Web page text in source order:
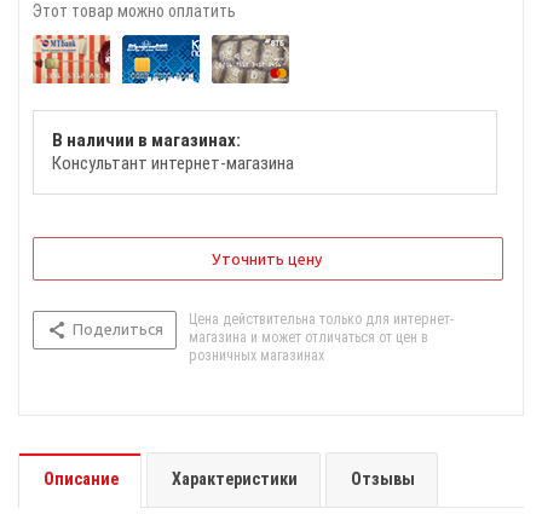
Этот товар можно оплатить
В наличии в магазинах:
Консультант интернет-магазина
Уточнить цену
Поделиться
Цена действительна только для интернет-
магазина и может отличаться от цен в
розничных магазинах
Описание Характеристики Отзывы